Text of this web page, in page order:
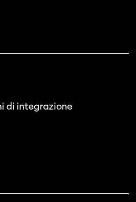
di integrazione